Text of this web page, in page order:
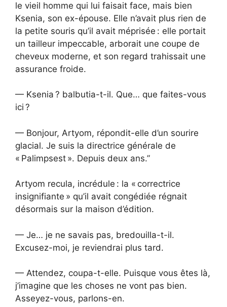
le vieil homme qui lui faisait face, mais bien
Ksenia, son ex-épouse. Elle n’avait plus rien de
la petite souris qu’il avait méprisée : elle portait
un tailleur impeccable, arborait une coupe de
cheveux moderne, et son regard trahissait une
assurance froide.
— Ksenia ? balbutia-t-il. Que… que faites-vous
ici ?
— Bonjour, Artyom, répondit-elle d’un sourire
glacial. Je suis la directrice générale de
« Palimpsest ». Depuis deux ans.”
Artyom recula, incrédule : la « correctrice
insignifiante » qu’il avait congédiée régnait
désormais sur la maison d’édition.
— Je… je ne savais pas, bredouilla-t-il.
Excusez-moi, je reviendrai plus tard.
— Attendez, coupa-t-elle. Puisque vous êtes là,
j’imagine que les choses ne vont pas bien.
Asseyez-vous, parlons-en.